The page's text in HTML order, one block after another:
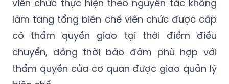
có thẩm quyền giao tại thời điểm điều
chuyển, đồng thời bảo đảm phù hợp với
thẩm quyền của cơ quan được giao quản lý
biên chế.
Trường hợp điều chỉnh biên chế viên chức